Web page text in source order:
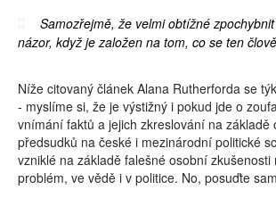
Samozřejmě, že velmi obtížné
názor, když je založen na tom, co se ten
Níže citovaný článek Alana Rutherforda se
- myslíme si, že je výstižný i pokud jde o
vnímání faktů a jejich zkreslování na základě
předsudků na české i mezinárodní politické
vzniklé na základě falešné osobní zkušenosti
problém, ve vědě i v politice. No, posuďte